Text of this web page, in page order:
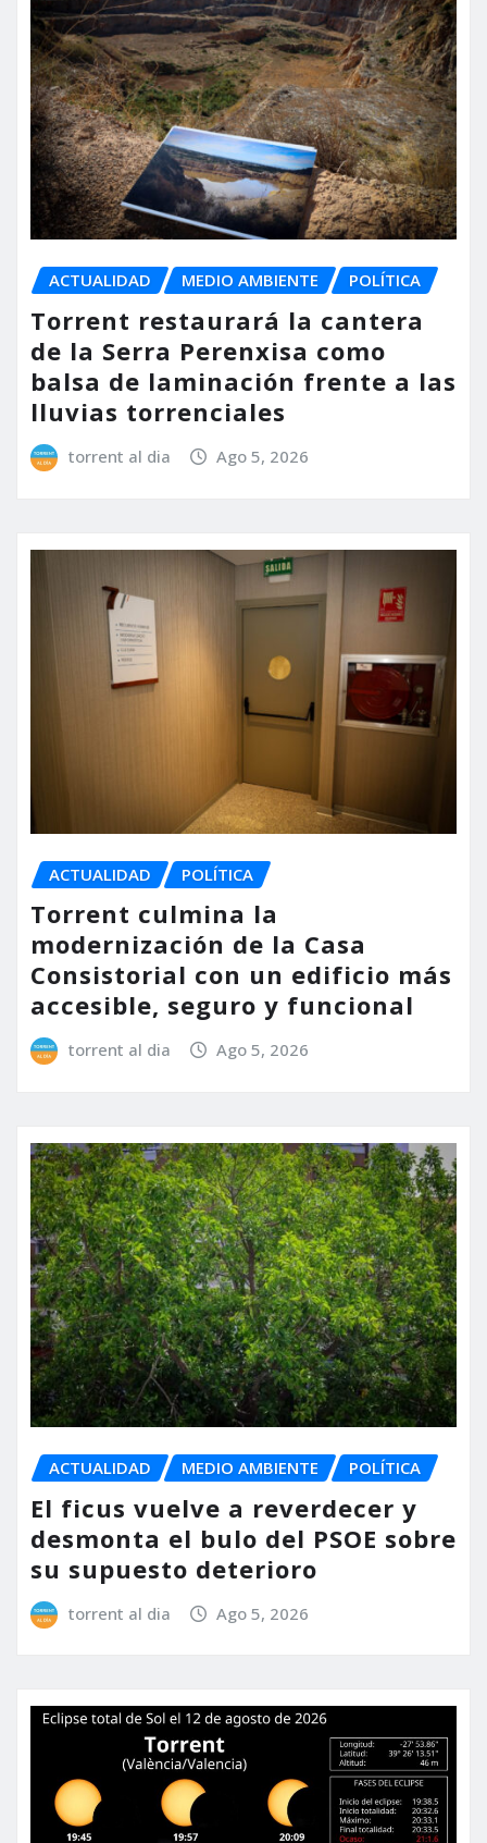
ACTUALIDAD MEDIO AMBIENTE POLÍTICA
Torrent restaurará la cantera
de la Serra Perenxisa como
balsa de laminación frente a las
lluvias torrenciales
torrent al dia Ago 5, 2026
ACTUALIDAD POLÍTICA
Torrent culmina la
modernización de la Casa
Consistorial con un edificio más
accesible, seguro y funcional
torrent al dia Ago 5, 2026
ACTUALIDAD MEDIO AMBIENTE POLÍTICA
El ficus vuelve a reverdecer y
desmonta el bulo del PSOE sobre
su supuesto deterioro
torrent al dia Ago 5, 2026